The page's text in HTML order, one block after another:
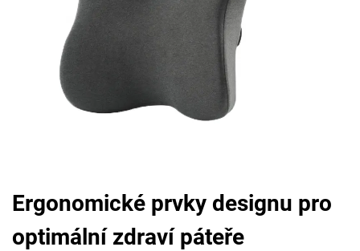
Ergonomické prvky designu pro
optimální zdraví páteře